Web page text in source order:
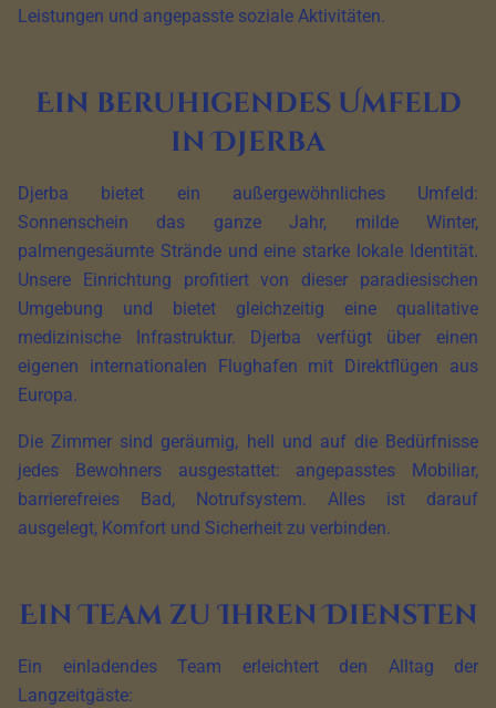
Leistungen und angepasste soziale Aktivitäten.
Ein beruhigendes Umfeld
in Djerba
Djerba bietet ein außergewöhnliches Umfeld:
Sonnenschein das ganze Jahr, milde Winter,
palmengesäumte Strände und eine starke lokale Identität.
Unsere Einrichtung profitiert von dieser paradiesischen
Umgebung und bietet gleichzeitig eine qualitative
medizinische Infrastruktur. Djerba verfügt über einen
eigenen internationalen Flughafen mit Direktflügen aus
Europa.
Die Zimmer sind geräumig, hell und auf die Bedürfnisse
jedes Bewohners ausgestattet: angepasstes Mobiliar,
barrierefreies Bad, Notrufsystem. Alles ist darauf
ausgelegt, Komfort und Sicherheit zu verbinden.
Ein Team zu Ihren Diensten
Ein einladendes Team erleichtert den Alltag der
Langzeitgäste: